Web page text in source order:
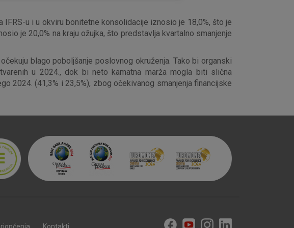
IFRS-u i u okviru bonitetne konsolidacije iznosio je 18,0%, što je
je 20,0% na kraju ožujka, što predstavlja kvartalno smanjenje
blago poboljšanje poslovnog okruženja. Tako bi organski
u 2024., dok bi neto kamatna marža mogla biti slična
2024. (41,3% i 23,5%), zbog očekivanog smanjenja financijske
internetske stranice i ne mogu se
Uobičajeno se postavljaju kao odgovor na vaše
za uslugama, kao što su postavke kolačića. Svoj
da blokira te kolačiće ili pošalje upozorenje o
koje bi vas mogle identificirati.